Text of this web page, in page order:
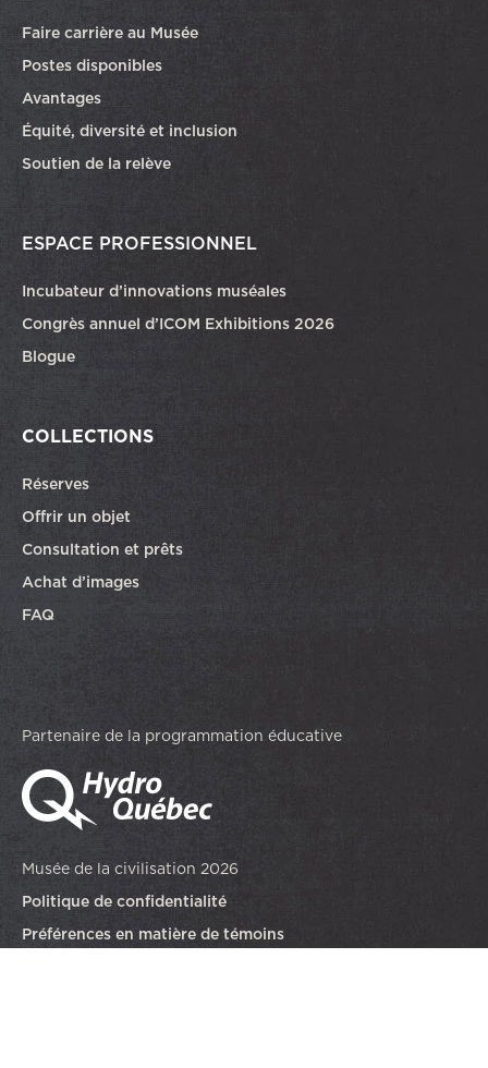
Faire carrière au Musée
Postes disponiblesCe lien ouvrira dans une autre fenêtre
Avantages
Équité, diversité et inclusion
Soutien de la relève
ESPACE PROFESSIONNEL
Incubateur d’innovations muséales
Congrès annuel d’ICOM Exhibitions 2026
Blogue
COLLECTIONS
Réserves
Offrir un objet
Consultation et prêts
Achat d’images
FAQ
Partenaire de la programmation éducative
Musée de la civilisation 2026
Politique de confidentialité
Préférences en matière de témoins